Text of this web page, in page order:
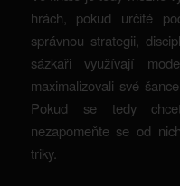
hrách, pokud určité
správnou strategii,
sázkaři využívají
maximalizovali své
Pokud se tedy
nezapomeňte se od
triky.